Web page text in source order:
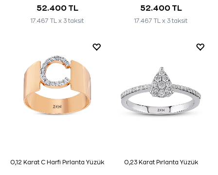
52.400 TL
17.467 TL x 3 taksit
52.400 TL
17.467 TL x 3 taksit
0,12 Karat C Harfi Pırlanta Yüzük 0,23 Karat Pırlanta Yüzük